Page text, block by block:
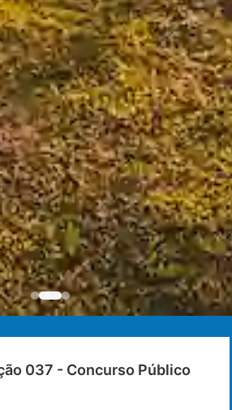
037 - Concurso Público